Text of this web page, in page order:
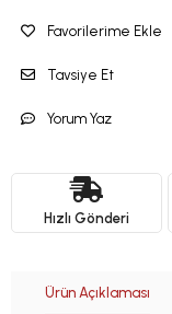
Favorilerime Ekle
Tavsiye Et
Yorum Yaz
Hızlı Gönderi
Ürün Açıklaması